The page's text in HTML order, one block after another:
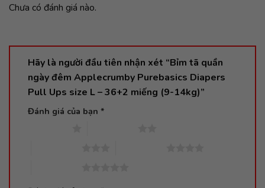
Chưa có đánh giá nào.
Hãy là người đầu tiên nhận xét “Bỉm tã quần
ngày đêm Applecrumby Purebasics Diapers
Pull Ups size L – 36+2 miếng (9-14kg)”
Đánh giá của bạn *